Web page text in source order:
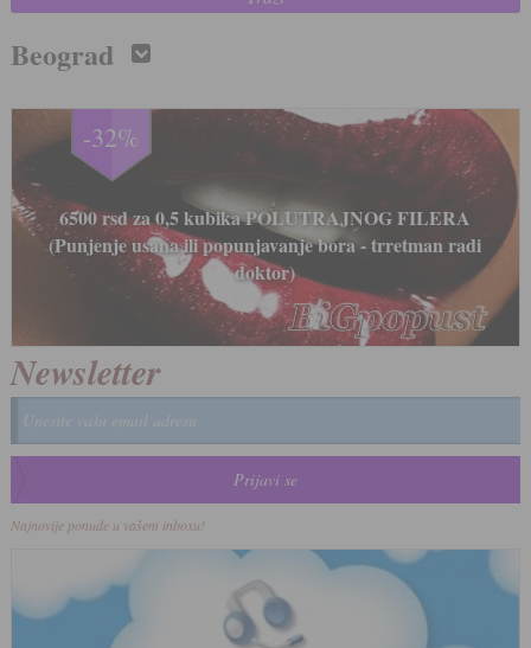
Beograd
LIPOLIZA IGLICAMA - Medicinski tretman za
uklanjanje i topljenje masnih naslaga 8000 rsd (tretman
radi doktor)
-33%
Newsletter
Najnovije ponude u vašem inboxu!